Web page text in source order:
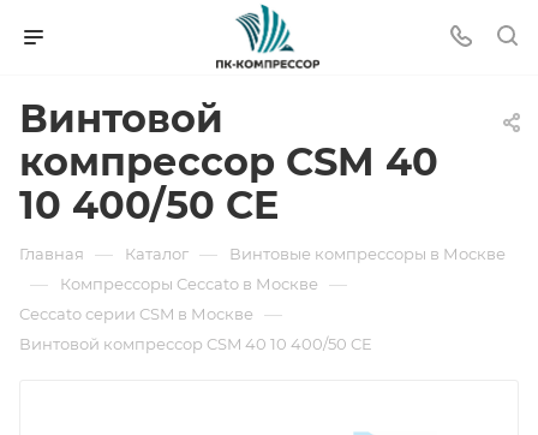
Винтовой
компрессор CSM 40
10 400/50 CE
Главная — Каталог — Винтовые компрессоры в Москве
— Компрессоры Ceccato в Москве —
Ceccato серии CSM в Москве —
Винтовой компрессор CSM 40 10 400/50 CE